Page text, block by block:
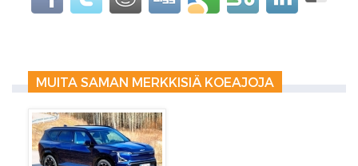
MUITA SAMAN MERKKISIÄ KOEAJOJA